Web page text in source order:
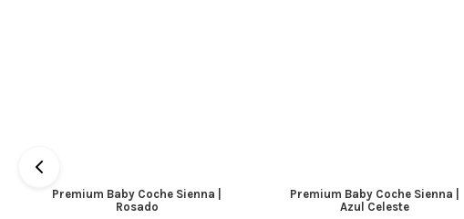
Premium Baby Coche Sienna |
Rosado
Premium Baby Coche Sienna |
Azul Celeste